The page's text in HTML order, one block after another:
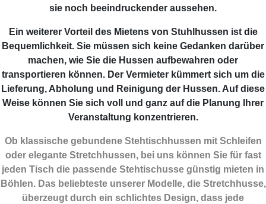
sie noch beeindruckender aussehen.
Ein weiterer Vorteil des Mietens von Stuhlhussen ist die
Bequemlichkeit. Sie müssen sich keine Gedanken darüber
machen, wie Sie die Hussen aufbewahren oder
transportieren können. Der Vermieter kümmert sich um die
Lieferung, Abholung und Reinigung der Hussen. Auf diese
Weise können Sie sich voll und ganz auf die Planung Ihrer
Veranstaltung konzentrieren.
Ob klassische gebundene Stehtischhussen mit Schleifen
oder elegante Stretchhussen, bei uns können Sie für fast
jeden Tisch die passende Stehtischusse günstig mieten in
Böhlen. Das beliebteste unserer Modelle, die Stretchhusse,
überzeugt durch ein schlichtes Design, dass jede